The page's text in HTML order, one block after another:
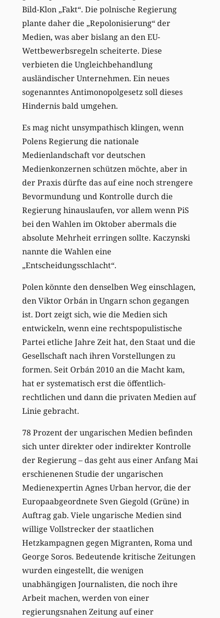
Bild-Klon „Fakt“. Die polnische Regierung
plante daher die „Repolonisierung“ der
Medien, was aber bislang an den EU-
Wettbewerbsregeln scheiterte. Diese
verbieten die Ungleichbehandlung
ausländischer Unternehmen. Ein neues
sogenanntes Antimonopolgesetz soll dieses
Hindernis bald umgehen.
Es mag nicht unsympathisch klingen, wenn
Polens Regierung die nationale
Medienlandschaft vor deutschen
Medienkonzernen schützen möchte, aber in
der Praxis dürfte das auf eine noch strengere
Bevormundung und Kontrolle durch die
Regierung hinauslaufen, vor allem wenn PiS
bei den Wahlen im Oktober abermals die
absolute Mehrheit erringen sollte. Kaczynski
nannte die Wahlen eine
„Entscheidungsschlacht“.
Polen könnte den denselben Weg einschlagen,
den Viktor Orbán in Ungarn schon gegangen
ist. Dort zeigt sich, wie die Medien sich
entwickeln, wenn eine rechtspopulistische
Partei etliche Jahre Zeit hat, den Staat und die
Gesellschaft nach ihren Vorstellungen zu
formen. Seit Orbán 2010 an die Macht kam,
hat er systematisch erst die öffentlich-
rechtlichen und dann die privaten Medien auf
Linie gebracht.
78 Prozent der ungarischen Medien befinden
sich unter direkter oder indirekter Kontrolle
der Regierung – das geht aus einer Anfang Mai
erschienenen Studie der ungarischen
Medienexpertin Agnes Urban hervor, die der
Europaabgeordnete Sven Giegold (Grüne) in
Auftrag gab. Viele ungarische Medien sind
willige Vollstrecker der staatlichen
Hetzkampagnen gegen Migranten, Roma und
George Soros. Bedeutende kritische Zeitungen
wurden eingestellt, die wenigen
unabhängigen Journalisten, die noch ihre
Arbeit machen, werden von einer
regierungsnahen Zeitung auf einer